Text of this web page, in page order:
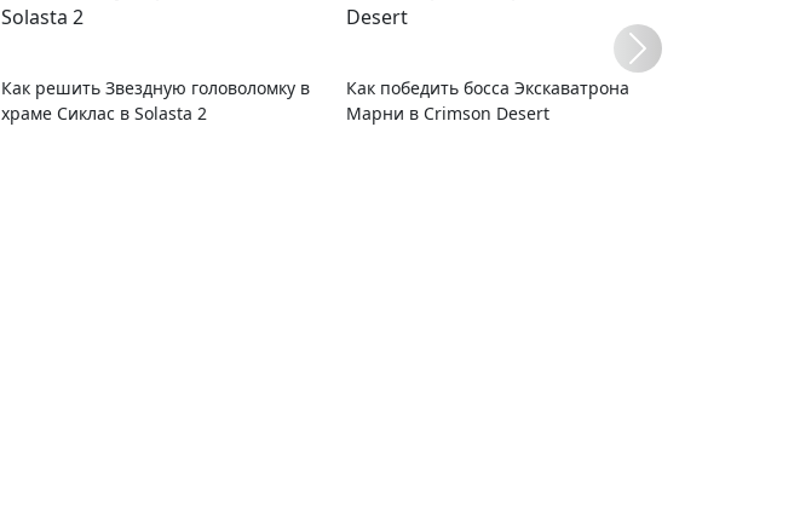
Как решить Звездную головоломку в
храме Сиклас в Solasta 2
Как победить босса Экскаватрона
Марни в Crimson Desert